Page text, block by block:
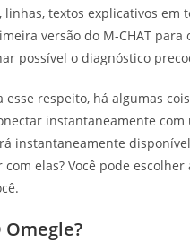
textos explicativos
versão do M-CHAT
possível o diagnóstico
respeito, há algumas
instantaneamente
instantaneamente
elas? Você pode
Omegle?